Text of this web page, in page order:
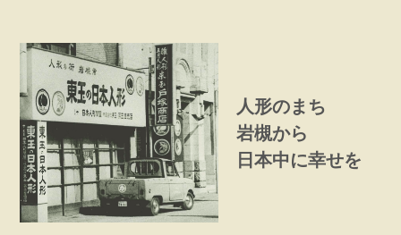
人形のまち
岩槻から
日本中に幸せを